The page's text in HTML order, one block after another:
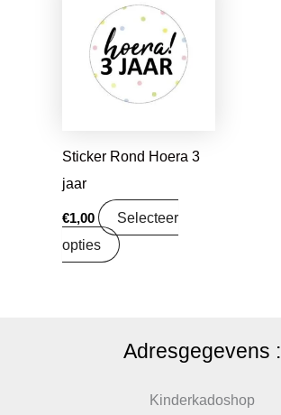
Sticker Rond Hoera 3
jaar
€1,00
Selecteer
opties
Adresgegevens :
Kinderkadoshop